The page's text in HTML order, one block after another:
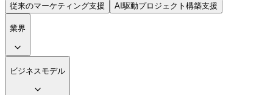
従来のマーケティング支援 AI駆動プロジェクト構築支援
業界
ビジネスモデル